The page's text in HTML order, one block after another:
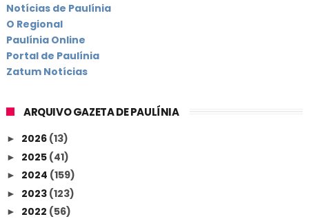
Notícias de Paulínia
O Regional
Paulínia Online
Portal de Paulínia
Zatum Notícias
ARQUIVO GAZETA DE PAULÍNIA
► 2026 (13)
► 2025 (41)
► 2024 (159)
► 2023 (123)
► 2022 (56)